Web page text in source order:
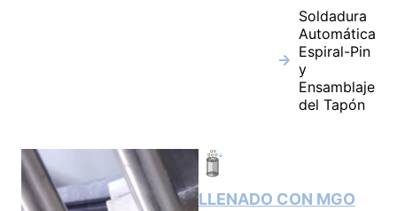
Soldadura
Automática
Espiral-Pin
y
Ensamblaje
del Tapón
LLENADO CON MGO